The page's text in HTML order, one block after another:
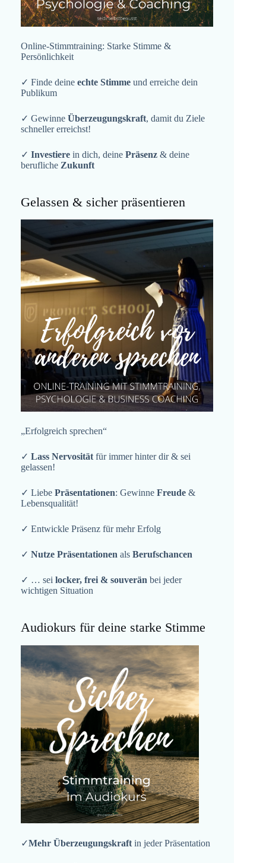
Online-Stimmtraining: Starke Stimme &
Persönlichkeit
✓ Finde deine echte Stimme und erreiche dein
Publikum
✓ Gewinne Überzeugungskraft, damit du Ziele
schneller erreichst!
✓ Investiere in dich, deine Präsenz & deine
berufliche Zukunft
Gelassen & sicher präsentieren
„Erfolgreich sprechen“
✓ Lass Nervositätfür immer hinter dir & sei
gelassen!
✓ Liebe Präsentationen: Gewinne Freude &
Lebensqualität!
✓ Entwickle Präsenz für mehr Erfolg
✓ Nutze Präsentationen als Berufschancen
✓ … sei locker, frei & souverän bei jeder
wichtigen Situation
Audiokurs für deine starke Stimme
✓Mehr Überzeugungskraft in jeder Präsentation